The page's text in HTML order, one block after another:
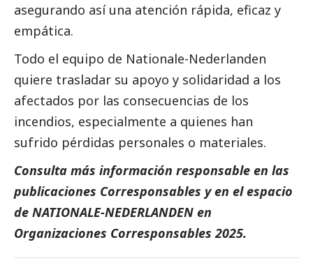
asegurando así una atención rápida, eficaz y
empática.
Todo el equipo de Nationale-Nederlanden
quiere trasladar su apoyo y solidaridad a los
afectados por las consecuencias de los
incendios, especialmente a quienes han
sufrido pérdidas personales o materiales.
Consulta más información responsable en las
publicaciones Corresponsables y en el espacio
de NATIONALE-NEDERLANDEN en
Organizaciones Corresponsables 2025.